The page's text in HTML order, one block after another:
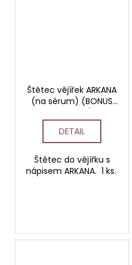
Štětec vějířek ARKANA
(na sérum) (BONUS
DETAIL
Štětec do vějířku s
nápisem ARKANA. 1 ks.